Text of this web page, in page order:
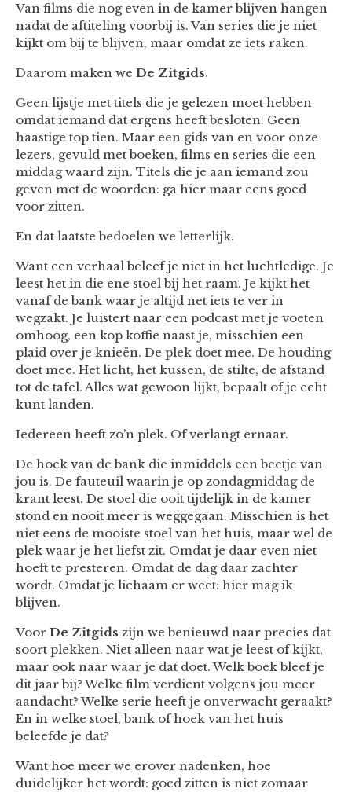
Van films die nog even in de kamer blijven hangen
nadat de aftiteling voorbij is. Van series die je niet
kijkt om bij te blijven, maar omdat ze iets raken.
Daarom maken we De Zitgids.
Geen lijstje met titels die je gelezen moet hebben
omdat iemand dat ergens heeft besloten. Geen
haastige top tien. Maar een gids van en voor onze
lezers, gevuld met boeken, films en series die een
middag waard zijn. Titels die je aan iemand zou
geven met de woorden: ga hier maar eens goed
voor zitten.
En dat laatste bedoelen we letterlijk.
Want een verhaal beleef je niet in het luchtledige. Je
leest het in die ene stoel bij het raam. Je kijkt het
vanaf de bank waar je altijd net iets te ver in
wegzakt. Je luistert naar een podcast met je voeten
omhoog, een kop koffie naast je, misschien een
plaid over je knieën. De plek doet mee. De houding
doet mee. Het licht, het kussen, de stilte, de afstand
tot de tafel. Alles wat gewoon lijkt, bepaalt of je echt
kunt landen.
Iedereen heeft zo’n plek. Of verlangt ernaar.
De hoek van de bank die inmiddels een beetje van
jou is. De fauteuil waarin je op zondagmiddag de
krant leest. De stoel die ooit tijdelijk in de kamer
stond en nooit meer is weggegaan. Misschien is het
niet eens de mooiste stoel van het huis, maar wel de
plek waar je het liefst zit. Omdat je daar even niet
hoeft te presteren. Omdat de dag daar zachter
wordt. Omdat je lichaam er weet: hier mag ik
blijven.
Voor De Zitgids zijn we benieuwd naar precies dat
soort plekken. Niet alleen naar wat je leest of kijkt,
maar ook naar waar je dat doet. Welk boek bleef je
dit jaar bij? Welke film verdient volgens jou meer
aandacht? Welke serie heeft je onverwacht geraakt?
En in welke stoel, bank of hoek van het huis
beleefde je dat?
Want hoe meer we erover nadenken, hoe
duidelijker het wordt: goed zitten is niet zomaar